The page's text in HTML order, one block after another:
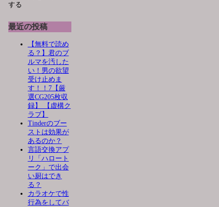
する
最近の投稿
【無料で読め
る？】君のブ
ルマを汚した
い！男の欲望
受け止めま
す！！7【厳
選CG205枚収
録】 【虚構ク
ラブ】
Tinderのブー
ストは効果が
あるのか？
言語交換アプ
リ「ハロート
ーク」で出会
い厨はでき
る？
カラオケで性
行為をしてバ